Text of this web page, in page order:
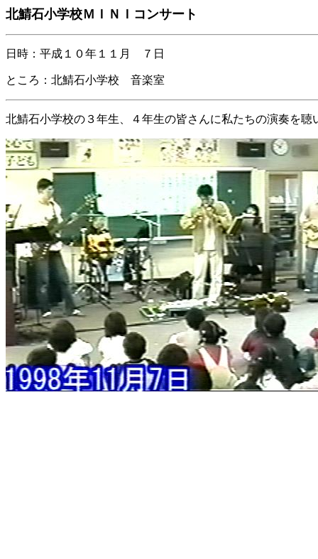
北鯖石小学校ＭＩＮＩコンサート
日時：平成１０年１１月 ７日
ところ：北鯖石小学校 音楽室
北鯖石小学校の３年生、４年生の皆さんに私たちの演奏を聴